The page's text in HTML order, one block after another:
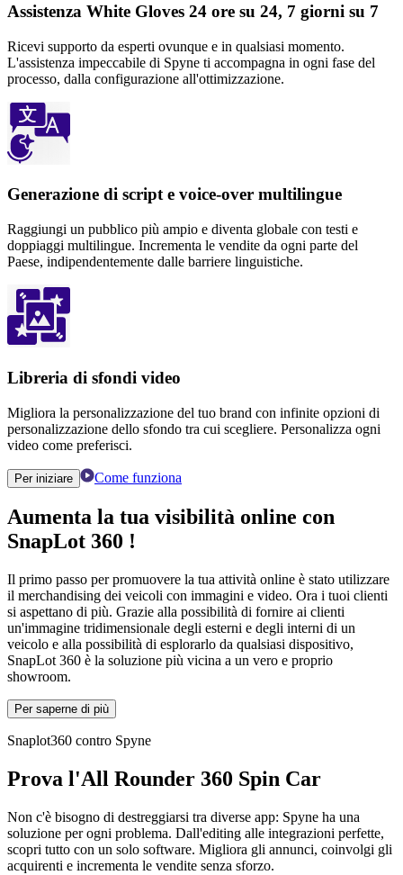
Assistenza White Gloves 24 ore su 24, 7 giorni su 7
Ricevi supporto da esperti ovunque e in qualsiasi momento.
L'assistenza impeccabile di Spyne ti accompagna in ogni fase del
processo, dalla configurazione all'ottimizzazione.
Generazione di script e voice-over multilingue
Raggiungi un pubblico più ampio e diventa globale con testi e
doppiaggi multilingue. Incrementa le vendite da ogni parte del
Paese, indipendentemente dalle barriere linguistiche.
Libreria di sfondi video
Migliora la personalizzazione del tuo brand con infinite opzioni di
personalizzazione dello sfondo tra cui scegliere. Personalizza ogni
video come preferisci.
Per iniziare Come funziona
Aumenta la tua visibilità online con
SnapLot 360 !
Il primo passo per promuovere la tua attività online è stato utilizzare
il merchandising dei veicoli con immagini e video. Ora i tuoi clienti
si aspettano di più. Grazie alla possibilità di fornire ai clienti
un'immagine tridimensionale degli esterni e degli interni di un
veicolo e alla possibilità di esplorarlo da qualsiasi dispositivo,
SnapLot 360 è la soluzione più vicina a un vero e proprio
showroom.
Per saperne di più
Snaplot360 contro Spyne
Prova l'All Rounder 360 Spin Car
Non c'è bisogno di destreggiarsi tra diverse app: Spyne ha una
soluzione per ogni problema. Dall'editing alle integrazioni perfette,
scopri tutto con un solo software. Migliora gli annunci, coinvolgi gli
acquirenti e incrementa le vendite senza sforzo.